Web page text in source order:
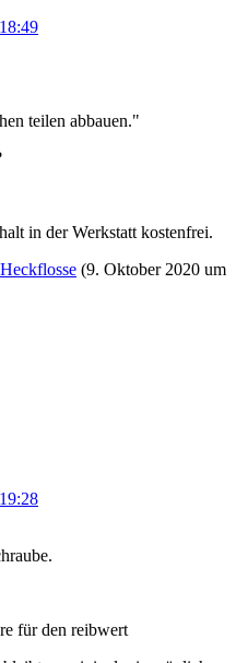
teilen abbauen."
in der Werkstatt kostenfrei.
Heckflosse (9. Oktober 2020 um
für den reibwert